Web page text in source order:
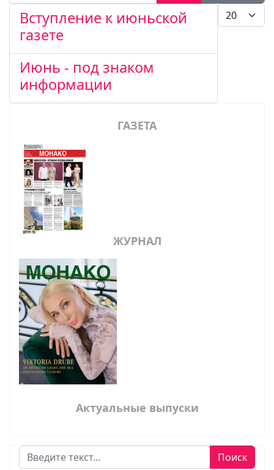
Кол-во
Вступление к июньской
газете
Июнь - под знаком
информации
ГАЗЕТА
ЖУРНАЛ
Актуальные выпуски
Поиск Поиск